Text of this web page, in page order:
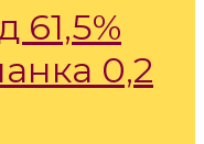
61,5%
0,2